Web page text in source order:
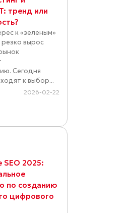
тренд или
к «зеленым»
резко вырос
Сегодня
к выбор...
2026-02-22
SEO 2025:
по созданию
цифрового